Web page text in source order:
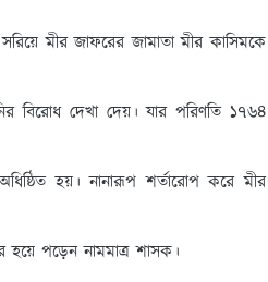
মীর জাফরের জামাতা মীর কাসিমকে
বিরোধ দেখা দেয়। যার পরিণতি ১৭৬৪
হয়। নানারূপ শর্তারোপ করে মীর
হয়ে পড়েন নামমাত্র শাসক।